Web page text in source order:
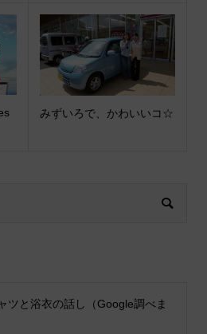
みずいろで、かわいいコ☆
ツと浴衣の話し（Google調べま